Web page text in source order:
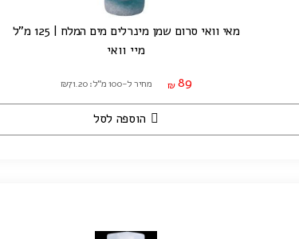
מאי וואי סרום שמן מינרלים מים המלח | 125 מ"ל
מיי וואי
₪ 89 מחיר ל-100 מ"ל: ₪71.20
הוספה לסל